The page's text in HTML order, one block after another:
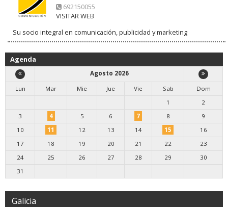
692150055
VISITAR WEB
Su socio integral en comunicación, publicidad y marketing
Agenda
Agosto 2026
Lun
Mar Mie Jue Vie Sab
Dom
1
2
3
4 5 6 7 8
9
10
11 12 13 14 15
16
17
18 19 20 21 22
23
24
25 26 27 28 29
30
31
Galicia